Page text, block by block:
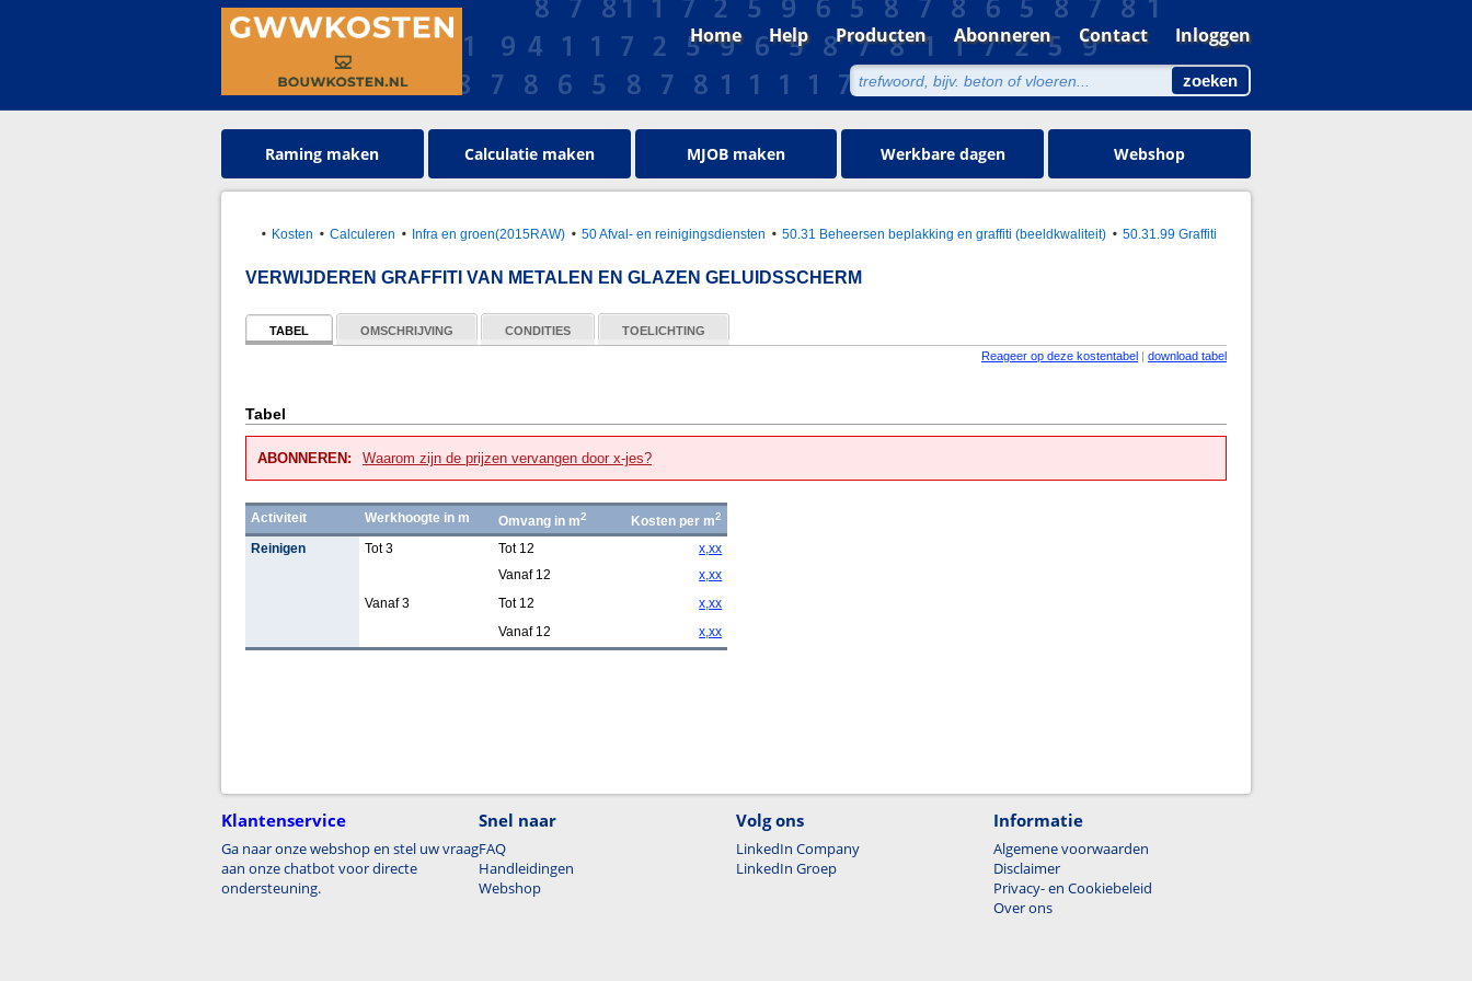
Home Help Producten Abonneren Contact Inloggen
Raming maken Calculatie maken MJOB maken Werkbare dagen Webshop
Kosten Calculeren Infra en groen(2015RAW) 50 Afval- en reinigingsdiensten 50.31 Beheersen beplakking en graffiti (beeldkwaliteit) 50.31.99 Graffiti
VERWIJDEREN GRAFFITI VAN METALEN EN GLAZEN GELUIDSSCHERM
TABEL OMSCHRIJVING CONDITIES
TOELICHTING
Reageer op deze kostentabel | download tabel
Tabel
ABONNEREN: Waarom zijn de prijzen vervangen door x-jes?
Activiteit Werkhoogte in m Omvang in m2 Kosten per m2
Reinigen Tot 3 Tot 12
x,xx
Vanaf 12
x,xx
Vanaf 3
Tot 12
x,xx
Vanaf 12
x,xx
Klantenservice
Ga naar onze webshop en stel uw vraag
aan onze chatbot voor directe
ondersteuning.
Snel naar
FAQ
Handleidingen
Webshop
Volg ons
LinkedIn Company
LinkedIn Groep
Informatie
Algemene voorwaarden
Disclaimer
Privacy- en Cookiebeleid
Over ons